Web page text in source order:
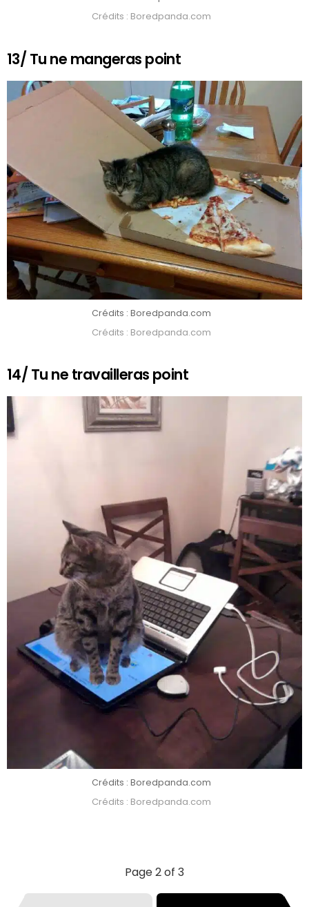
Crédits : Boredpanda.com
13/ Tu ne mangeras point
Crédits : Boredpanda.com
Crédits : Boredpanda.com
14/ Tu ne travailleras point
Crédits : Boredpanda.com
Crédits : Boredpanda.com
Page 2 of 3